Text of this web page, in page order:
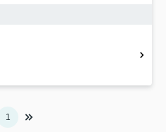
1